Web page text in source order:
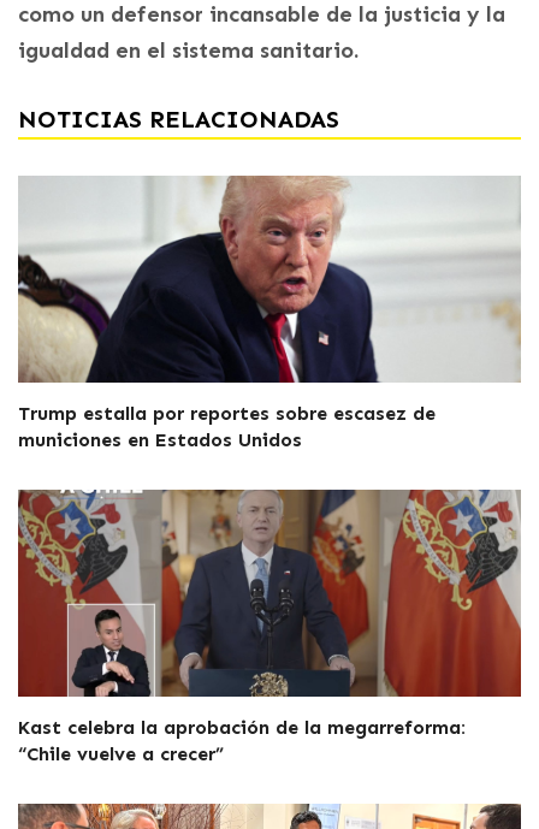
como un defensor incansable de la justicia y la
igualdad en el sistema sanitario.
NOTICIAS RELACIONADAS
Trump estalla por reportes sobre escasez de
municiones en Estados Unidos
Kast celebra la aprobación de la megarreforma:
“Chile vuelve a crecer”